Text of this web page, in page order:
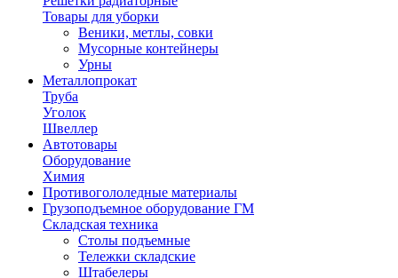
Товары для уборки
Веники, метлы, совки
Мусорные контейнеры
Урны
Металлопрокат
Труба
Уголок
Швеллер
Автотовары
Оборудование
Химия
Противогололедные материалы
Грузоподъемное оборудование ГМ
Складская техника
Столы подъемные
Тележки складские
Штабелеры